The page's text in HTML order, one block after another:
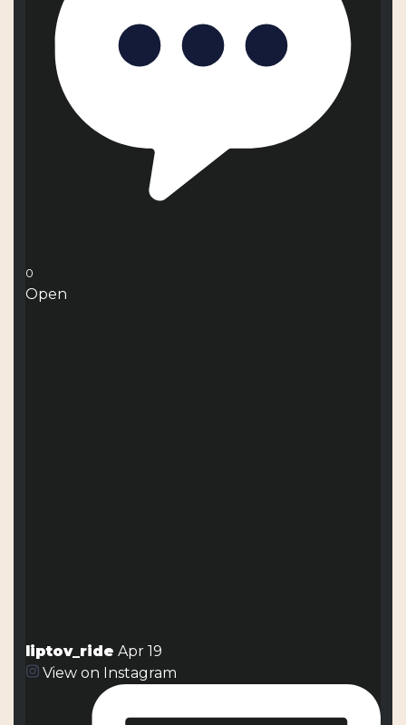
0
Open
liptov_ride Apr 19
View on Instagram